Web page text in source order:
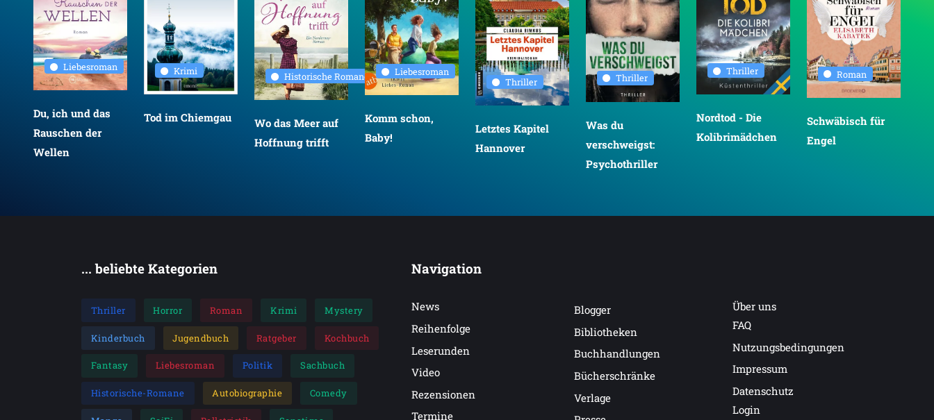
Liebesroman
Du, ich und das
Rauschen der
Wellen
Krimi
Tod im Chiemgau
Historische Romane
Wo das Meer auf
Hoffnung trifft
Liebesroman
Komm schon,
Baby!
Thriller
Letztes Kapitel
Hannover
Thriller
Was du
verschweigst:
Psychothriller
Thriller
Nordtod - Die
Kolibrimädchen
Roman
Schwäbisch für
Engel
... beliebte Kategorien
Thriller Horror Roman Krimi Mystery
Kinderbuch Jugendbuch Ratgeber Kochbuch
Fantasy Liebesroman Politik Sachbuch
Historische-Romane Autobiographie Comedy
Navigation
News
Reihenfolge
Leserunden
Video
Rezensionen
Termine
Blogger
Bibliotheken
Buchhandlungen
Bücherschränke
Verlage
Über uns
FAQ
Nutzungsbedingungen
Impressum
Datenschutz
Login